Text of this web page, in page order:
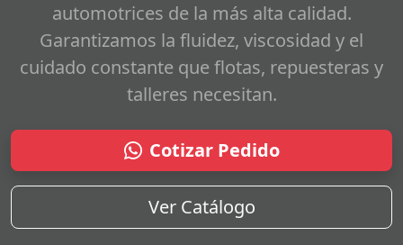
automotrices de la más alta calidad.
Garantizamos la fluidez, viscosidad y el
cuidado constante que flotas, repuesteras y
talleres necesitan.
Cotizar Pedido
Ver Catálogo